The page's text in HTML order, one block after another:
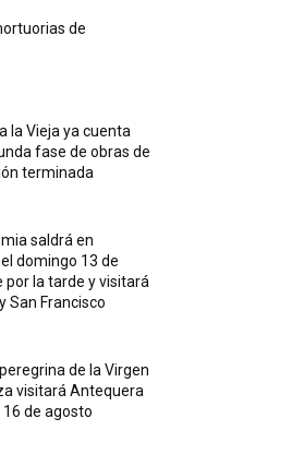
de
la Vieja ya cuenta
fase de obras de
terminada
saldrá en
domingo 13 de
por la tarde y visitará
San Francisco
de la Virgen
visitará Antequera
de agosto